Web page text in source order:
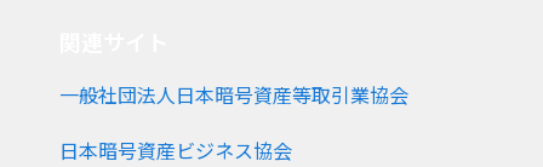
一般社団法人日本暗号資産等取引業協会
日本暗号資産ビジネス協会